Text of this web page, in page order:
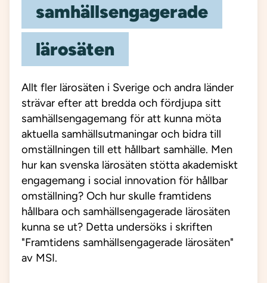
samhällsengagerade
lärosäten
Allt fler lärosäten i Sverige och andra länder
strävar efter att bredda och fördjupa sitt
samhällsengagemang för att kunna möta
aktuella samhällsutmaningar och bidra till
omställningen till ett hållbart samhälle. Men
hur kan svenska lärosäten stötta akademiskt
engagemang i social innovation för hållbar
omställning? Och hur skulle framtidens
hållbara och samhällsengagerade lärosäten
kunna se ut?​ Detta undersöks i skriften
"Framtidens samhällsengagerade lärosäten"
av MSI.